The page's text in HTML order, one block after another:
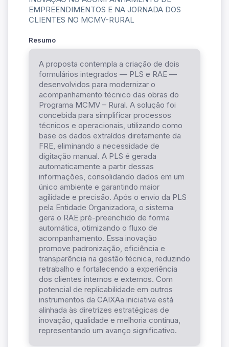
EMPREENDIMENTOS E NA JORNADA DOS
CLIENTES NO MCMV-RURAL
Resumo
A proposta contempla a criação de dois
formulários integrados — PLS e RAE —
desenvolvidos para modernizar o
acompanhamento técnico das obras do
Programa MCMV – Rural. A solução foi
concebida para simplificar processos
técnicos e operacionais, utilizando como
base os dados extraídos diretamente da
FRE, eliminando a necessidade de
digitação manual. A PLS é gerada
automaticamente a partir dessas
informações, consolidando dados em um
único ambiente e garantindo maior
agilidade e precisão. Após o envio da PLS
pela Entidade Organizadora, o sistema
gera o RAE pré-preenchido de forma
automática, otimizando o fluxo de
acompanhamento. Essa inovação
promove padronização, eficiência e
transparência na gestão técnica, reduzindo
retrabalho e fortalecendo a experiência
dos clientes internos e externos. Com
potencial de replicabilidade em outros
instrumentos da CAIXAa iniciativa está
alinhada às diretrizes estratégicas de
inovação, qualidade e melhoria contínua,
representando um avanço significativo.